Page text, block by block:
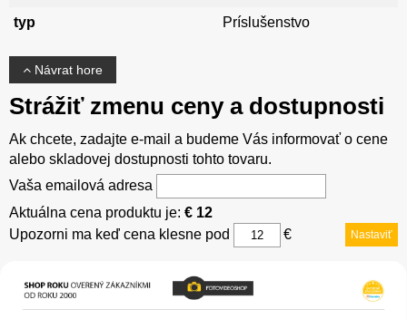
typ
Príslušenstvo
Návrat hore
Strážiť zmenu ceny a dostupnosti
Ak chcete, zadajte e-mail a budeme Vás informovať o cene
alebo skladovej dostupnosti tohto tovaru.
Vaša emailová adresa
Aktuálna cena produktu je: € 12
Upozorni ma keď cena klesne pod
€ Nastaviť